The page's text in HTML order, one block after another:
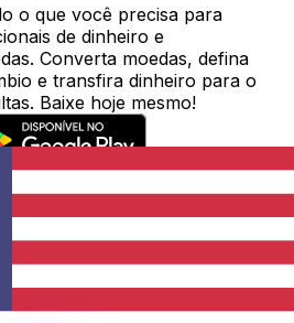
o que você precisa para
de dinheiro e
Converta moedas, defina
e transfira dinheiro para o
Baixe hoje mesmo!